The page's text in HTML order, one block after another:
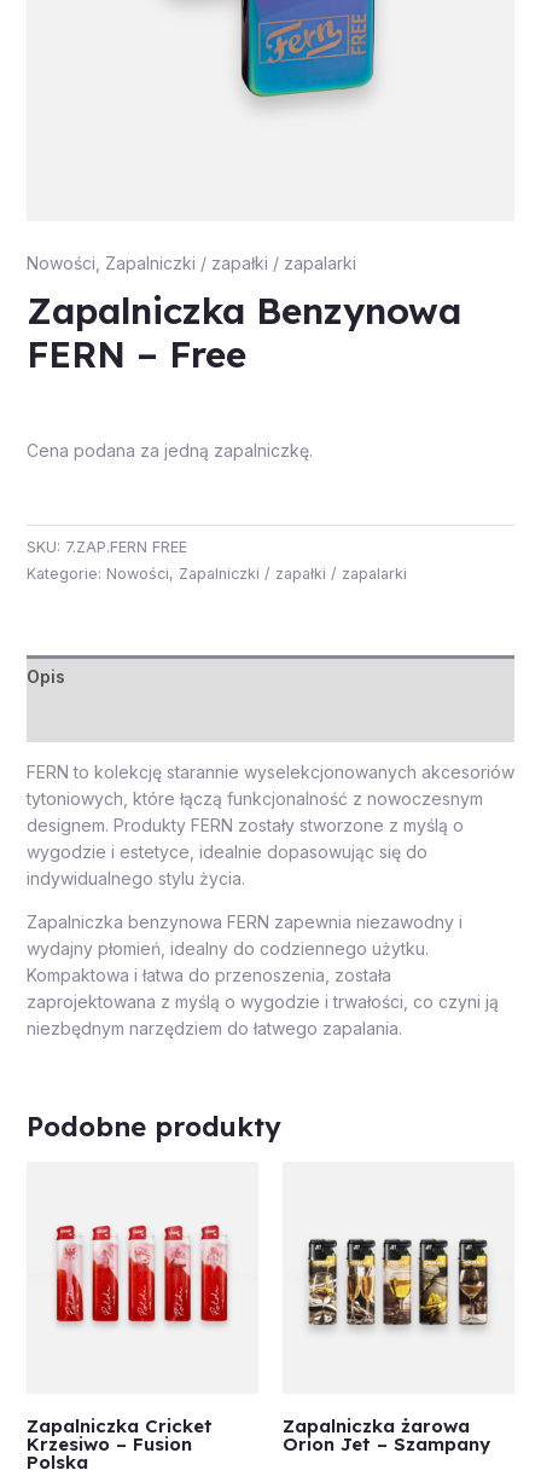
Nowości Zapalniczki / zapałki / zapalarki
Zapalniczka Benzynowa
FERN – Free
Cena podana za jedną zapalniczkę.
SKU: 7.ZAP.FERN FREE
Kategorie: Nowości, Zapalniczki / zapałki / zapalarki
Opis
FERN to kolekcję starannie wyselekcjonowanych akcesoriów
tytoniowych, które łączą funkcjonalność z nowoczesnym
designem. Produkty FERN zostały stworzone z myślą o
wygodzie i estetyce, idealnie dopasowując się do
indywidualnego stylu życia.
Zapalniczka benzynowa FERN zapewnia niezawodny i
wydajny płomień, idealny do codziennego użytku.
Kompaktowa i łatwa do przenoszenia, została
zaprojektowana z myślą o wygodzie i trwałości, co czyni ją
niezbędnym narzędziem do łatwego zapalania.
Podobne produkty
Zapalniczka Cricket
Krzesiwo – Fusion
Polska
Zapalniczka żarowa
Orion Jet – Szampany